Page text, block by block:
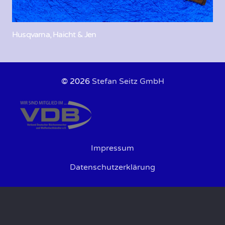
Husqvarna, Haicht & Jen
© 2026 Stefan Seitz GmbH
Impressum
Datenschutzerklärung